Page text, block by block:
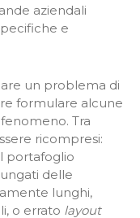
aziendali
e
un problema di
formulare alcune
Tra
ricompresi:
portafoglio
delle
lunghi,
o errato layout